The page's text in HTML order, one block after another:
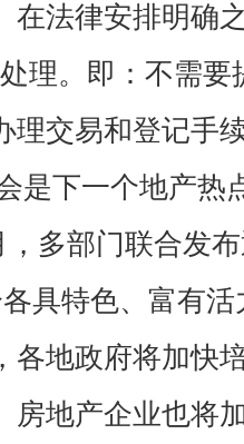
在法律安排明确
理。即：不需要
理交易和登记手
是下一个地产热
，多部门联合发
具特色、富有
各地政府将加快
房地产企业也将